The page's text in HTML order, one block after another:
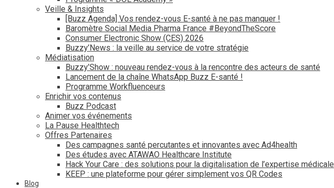
Veille & Insights
[Buzz Agenda] Vos rendez-vous E-santé à ne pas manquer !
Baromètre Social Media Pharma France #BeyondTheScore
Consumer Electronic Show (CES) 2026
Buzzy’News : la veille au service de votre stratégie
Médiatisation
Buzzy’Show : nouveau rendez-vous à la rencontre des acteurs de santé
Lancement de la chaîne WhatsApp Buzz E-santé !
Programme Workfluenceurs
Enrichir vos contenus
Buzz Podcast
Animer vos événements
La Pause Healthtech
Offres Partenaires
Des campagnes santé percutantes et innovantes avec Ad4health
Des études avec ATAWAO Healthcare Institute
Hack Your Care : des solutions pour la digitalisation de l’expertise médicale
KEEP : une plateforme pour gérer simplement vos QR Codes
Blog